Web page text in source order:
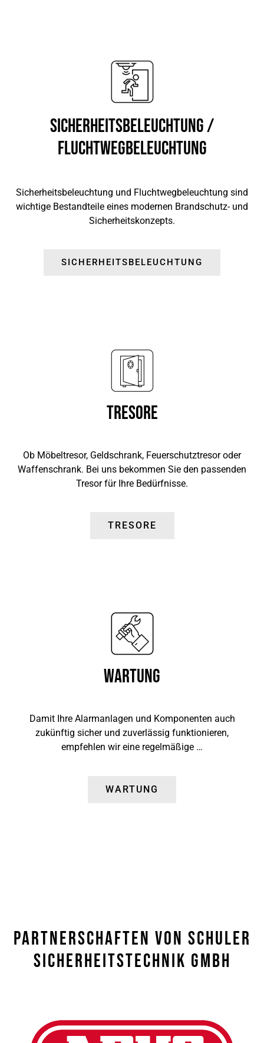
Sicherheitsbeleuchtung /
Fluchtwegbeleuchtung
Sicherheitsbeleuchtung und Fluchtwegbeleuchtung sind
wichtige Bestandteile eines modernen Brandschutz- und
Sicherheitskonzepts.
SICHERHEITSBELEUCHTUNG
Tresore
Ob Möbeltresor, Geldschrank, Feuerschutztresor oder
Waffenschrank. Bei uns bekommen Sie den passenden
Tresor für Ihre Bedürfnisse.
TRESORE
Wartung
Damit Ihre Alarmanlagen und Komponenten auch
zukünftig sicher und zuverlässig funktionieren,
empfehlen wir eine regelmäßige …
WARTUNG
Partnerschaften Von Schuler
Sicherheitstechnik GmbH